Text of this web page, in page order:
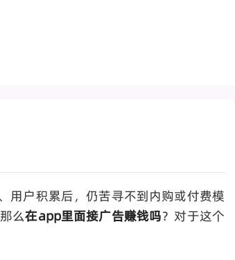
户积累后，仍苦寻不到内购或付费模
么在app里面接广告赚钱吗？对于这个